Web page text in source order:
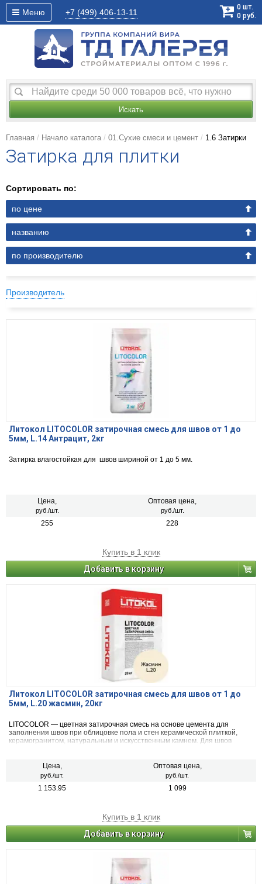
Меню +7 (499) 406-13-11
0 шт.
0 руб.
Искать
Главная Начало каталога 01.Сухие смеси и цемент 1.6 Затирки
Затирка для плитки
Сортировать по:
по цене
названию
по производителю
Производитель
Литокол LITOCOLOR затирочная смесь для швов от 1 до
5мм, L.14 Антрацит, 2кг
Затирка влагостойкая для швов шириной от 1 до 5 мм.
Цена,
руб./шт.
Оптовая цена,
руб./шт.
255 228
Купить в 1 клик
Добавить в корзину
Литокол LITOCOLOR затирочная смесь для швов от 1 до
5мм, L.20 жасмин, 20кг
LITOCOLOR — цветная затирочная смесь на основе цемента для
заполнения швов при облицовке пола и стен керамической плиткой,
керамогранитом, натуральным и искусственным камнем. Для швов
Цена,
руб./шт.
Оптовая цена,
руб./шт.
1 153.95 1 099
Купить в 1 клик
Добавить в корзину